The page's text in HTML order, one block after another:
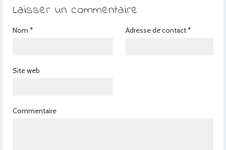
Laisser un commentaire
Nom * Adresse de contact*
Site web
Commentaire